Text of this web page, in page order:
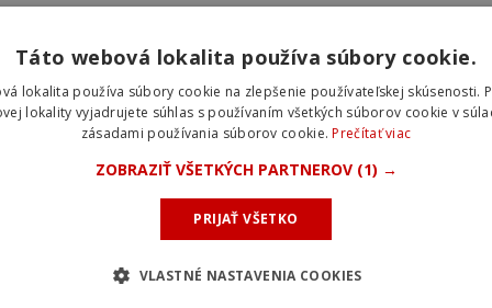
Táto webová lokalita používa súbory cookie.
lokalita používa súbory cookie na zlepšenie používateľskej skúsenosti.
lokality vyjadrujete súhlas s používaním všetkých súborov cookie v
zásadami používania súborov cookie.Prečítať viac
ZOBRAZIŤ VŠETKÝCH PARTNEROV (1) →
PRIJAŤ VŠETKO
VLASTNÉ NASTAVENIA COOKIES